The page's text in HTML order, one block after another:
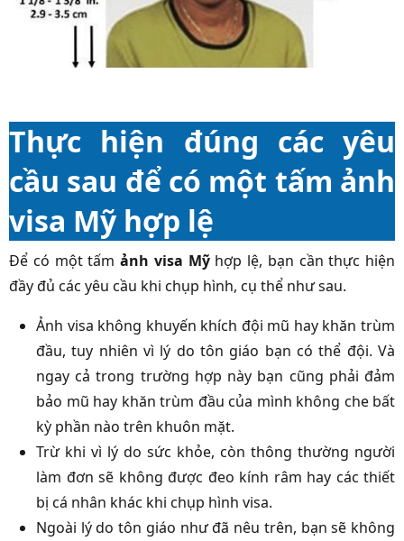
Thực hiện đúng các yêu
cầu sau để có một tấm ảnh
visa Mỹ hợp lệ
Để có một tấm ảnh visa Mỹhợp lệ, bạn cần thực hiện
đầy đủ các yêu cầu khi chụp hình, cụ thể như sau.
Ảnh visa không khuyến khích đội mũ hay khăn trùm
đầu, tuy nhiên vì lý do tôn giáo bạn có thể đội. Và
ngay cả trong trường hợp này bạn cũng phải đảm
bảo mũ hay khăn trùm đầu của mình không che bất
kỳ phần nào trên khuôn mặt.
Trừ khi vì lý do sức khỏe, còn thông thường người
làm đơn sẽ không được đeo kính râm hay các thiết
bị cá nhân khác khi chụp hình visa.
Ngoài lý do tôn giáo như đã nêu trên, bạn sẽ không